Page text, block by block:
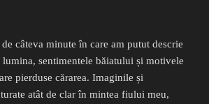
câteva minute în care am putut descrie
sentimentele băiatului și motivele
pierduse cărarea. Imaginile și
atât de clar în mintea fiului meu,